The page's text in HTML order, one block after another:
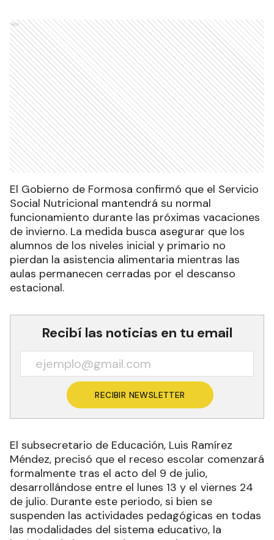
Ads
El Gobierno de Formosa confirmó que el Servicio
Social Nutricional mantendrá su normal
funcionamiento durante las próximas vacaciones
de invierno. La medida busca asegurar que los
alumnos de los niveles inicial y primario no
pierdan la asistencia alimentaria mientras las
aulas permanecen cerradas por el descanso
estacional.
Recibí las noticias en tu email
RECIBIR NEWSLETTER
El subsecretario de Educación, Luis Ramírez
Méndez, precisó que el receso escolar comenzará
formalmente tras el acto del 9 de julio,
desarrollándose entre el lunes 13 y el viernes 24
de julio. Durante este periodo, si bien se
suspenden las actividades pedagógicas en todas
las modalidades del sistema educativo, la